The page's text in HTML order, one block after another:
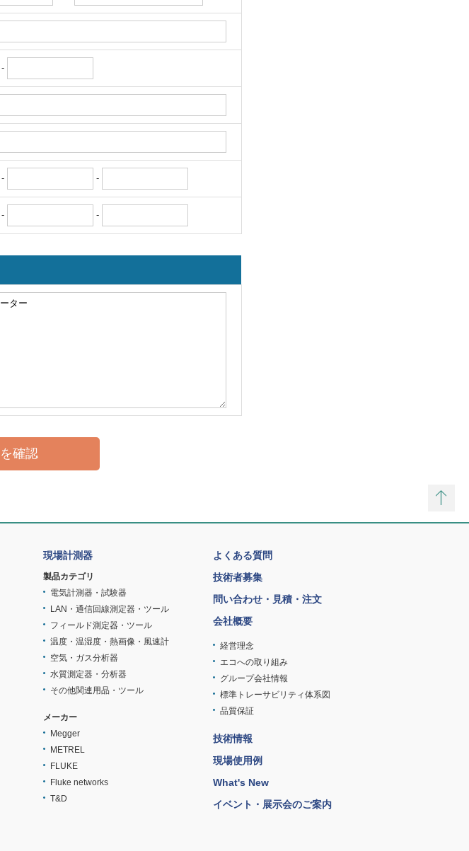
-
- -
- -
現場計測器
製品カテゴリ
電気計測器・試験器
LAN・通信回線測定器・ツール
フィールド測定器・ツール
温度・温湿度・熱画像・風速計
空気・ガス分析器
水質測定器・分析器
その他関連用品・ツール
メーカー
Megger
METREL
FLUKE
Fluke networks
T&D
よくある質問
技術者募集
問い合わせ・見積・注文
会社概要
経営理念
エコへの取り組み
グループ会社情報
標準トレーサビリティ体系図
品質保証
技術情報
現場使用例
What's New
イベント・展示会のご案内